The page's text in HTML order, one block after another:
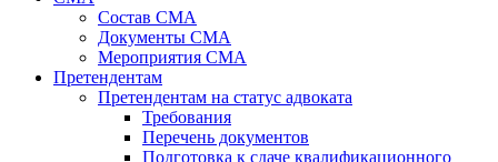
Состав СМА
Документы СМА
Мероприятия СМА
Претендентам
Претендентам на статус адвоката
Требования
Перечень документов
Подготовка к сдаче квалификационного